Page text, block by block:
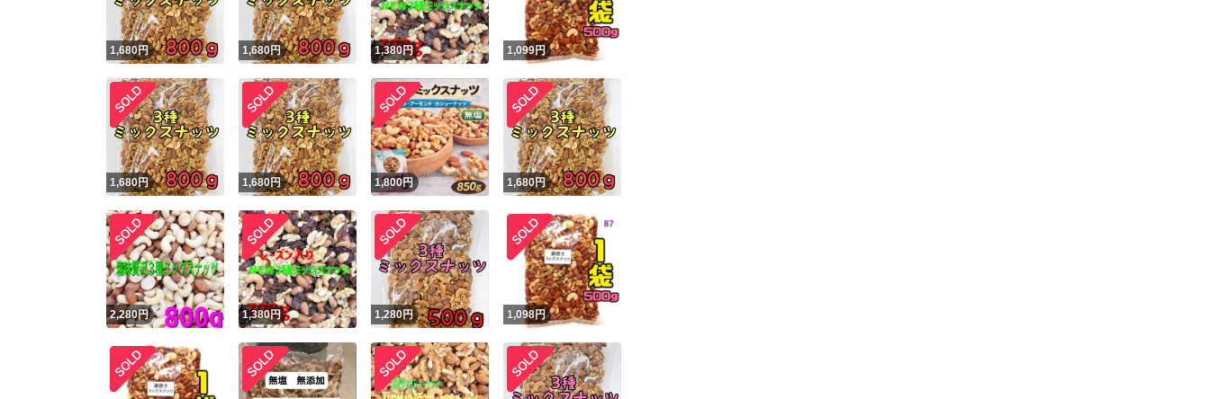
1,680円 1,680円 1,380円 1,099円
1,680円 1,680円 1,800円 1,680円
2,280円 1,380円 1,280円 1,098円